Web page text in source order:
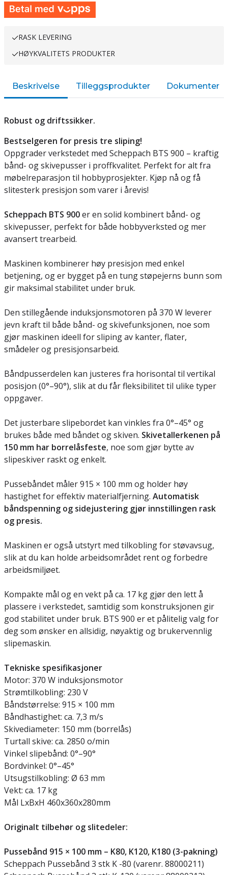
RASK LEVERING
HØYKVALITETS PRODUKTER
Beskrivelse Tilleggsprodukter Dokumenter
Robust og driftssikker.
Bestselgeren for presis tre sliping!
Oppgrader verkstedet med Scheppach BTS 900 – kraftig
bånd- og skivepusser i proffkvalitet. Perfekt for alt fra
møbelreparasjon til hobbyprosjekter. Kjøp nå og få
slitesterk presisjon som varer i årevis!
Scheppach BTS 900er en solid kombinert bånd- og
skivepusser, perfekt for både hobbyverksted og mer
avansert trearbeid.
Maskinen kombinerer høy presisjon med enkel
betjening, og er bygget på en tung støpejerns bunn som
gir maksimal stabilitet under bruk.
Den stillegående induksjonsmotoren på 370 W leverer
jevn kraft til både bånd- og skivefunksjonen, noe som
gjør maskinen ideell for sliping av kanter, flater,
smådeler og presisjonsarbeid.
Båndpusserdelen kan justeres fra horisontal til vertikal
posisjon (0°–90°), slik at du får fleksibilitet til ulike typer
oppgaver.
Det justerbare slipebordet kan vinkles fra 0°–45° og
brukes både med båndet og skiven. Skivetallerkenen på
150 mm har borrelåsfeste, noe som gjør bytte av
slipeskiver raskt og enkelt.
Pussebåndet måler 915 × 100 mm og holder høy
hastighet for effektiv materialfjerning. Automatisk
båndspenning og sidejustering gjør innstillingen rask
og presis.
Maskinen er også utstyrt med tilkobling for støvavsug,
slik at du kan holde arbeidsområdet rent og forbedre
arbeidsmiljøet.
Kompakte mål og en vekt på ca. 17 kg gjør den lett å
plassere i verkstedet, samtidig som konstruksjonen gir
god stabilitet under bruk. BTS 900 er et pålitelig valg for
deg som ønsker en allsidig, nøyaktig og brukervennlig
slipemaskin.
Tekniske spesifikasjoner
Motor: 370 W induksjonsmotor
Strømtilkobling: 230 V
Båndstørrelse: 915 × 100 mm
Båndhastighet: ca. 7,3 m/s
Skivediameter: 150 mm (borrelås)
Turtall skive: ca. 2850 o/min
Vinkel slipebånd: 0°–90°
Bordvinkel: 0°–45°
Utsugstilkobling: Ø 63 mm
Vekt: ca. 17 kg
Mål LxBxH 460x360x280mm
Originalt tilbehør og slitedeler:
Pussebånd 915 × 100 mm – K80, K120, K180 (3-pakning)
Scheppach Pussebånd 3 stk K -80 (varenr. 88000211)